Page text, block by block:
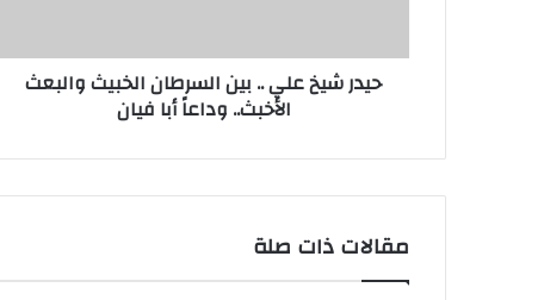
الأخبث..
وداعاًحيدر شيخ علي .. بين السرطان الخبيث والبعث
الأخبث.. وداعاً أبا فيان
مقالات ذات صلة